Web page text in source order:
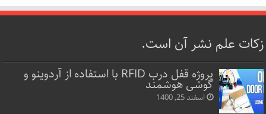
زکات علم نشر آن است.
پروژه قفل‌ درب RFID با استفاده از آردوینو و
گوشی هوشمند
اسفند 25, 1400